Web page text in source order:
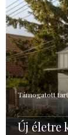
Támogatott
Új életre